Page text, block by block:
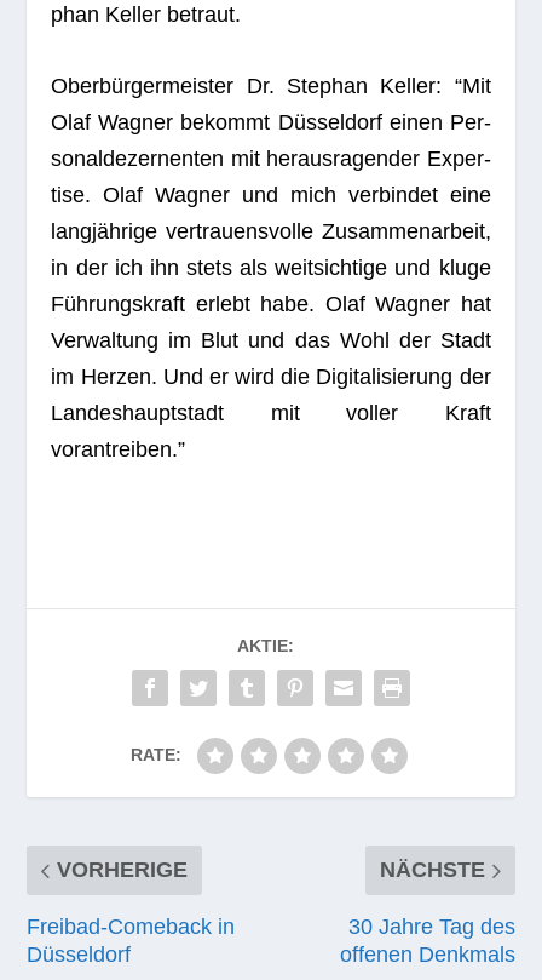
phan Kel­ler betraut.
Ober­bür­ger­meis­ter Dr. Ste­phan Kel­ler: “Mit
Olaf Wag­ner bekommt Düs­sel­dorf einen Per­
so­nal­de­zer­nen­ten mit her­aus­ra­gen­der Exper­
tise. Olaf Wag­ner und mich ver­bin­det eine
lang­jäh­rige ver­trau­ens­volle Zusam­men­ar­beit,
in der ich ihn stets als weit­sich­tige und kluge
Füh­rungs­kraft erlebt habe. Olaf Wag­ner hat
Ver­wal­tung im Blut und das Wohl der Stadt
im Her­zen. Und er wird die Digi­ta­li­sie­rung der
Lan­des­haupt­stadt mit vol­ler Kraft
vorantreiben.”
AKTIE:
RATE:
VORHERIGE
Freibad-Comeback in
Düsseldorf
NÄCHSTE
30 Jahre Tag des
offenen Denkmals